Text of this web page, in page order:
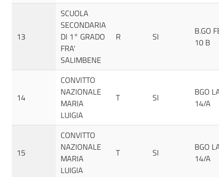
13
SCUOLA
SECONDARIA
DI 1° GRADO
FRA'
SALIMBENE
R SI
B.GO
10 B
14
CONVITTO
NAZIONALE
MARIA
LUIGIA
T SI
BGO
14/A
15
CONVITTO
NAZIONALE
MARIA
LUIGIA
T SI
BGO
14/A